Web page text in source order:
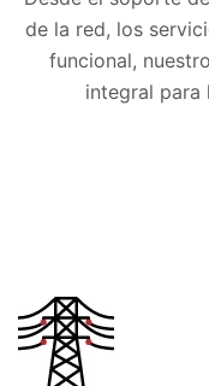
de la red, los
funcional,
integral para